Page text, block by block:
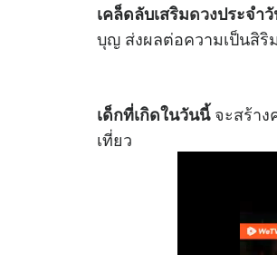
เคล็ดลับเสริมดวงประจำ
บุญ ส่งผลต่อความเป็นสิริ
เด็กที่เกิดในวันนี้จะสร้าง
เที่ยว